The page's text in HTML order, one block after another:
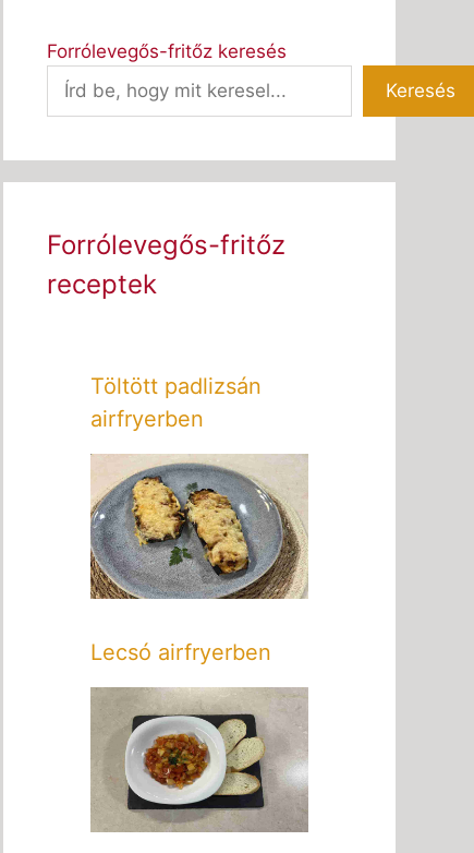
Forrólevegős-fritőz keresés
Keresés
Forrólevegős-fritőz
receptek
Töltött padlizsán
airfryerben
Lecsó airfryerben